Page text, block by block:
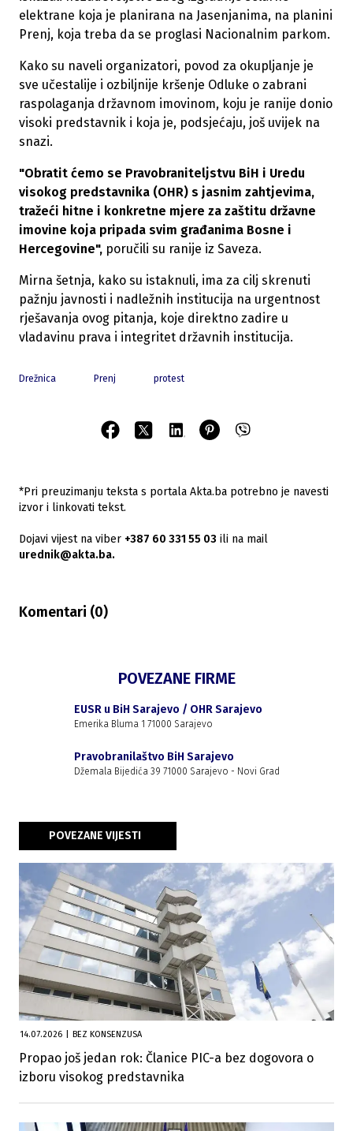
elektrane koja je planirana na Jasenjanima, na planini
Prenj, koja treba da se proglasi Nacionalnim parkom.
Kako su naveli organizatori, povod za okupljanje je
sve učestalije i ozbiljnije kršenje Odluke o zabrani
raspolaganja državnom imovinom, koju je ranije donio
visoki predstavnik i koja je, podsjećaju, još uvijek na
snazi.
"Obratit ćemo se Pravobraniteljstvu BiH i Uredu
visokog predstavnika (OHR) s jasnim zahtjevima,
tražeći hitne i konkretne mjere za zaštitu državne
imovine koja pripada svim građanima Bosne i
Hercegovine", poručili su ranije iz Saveza.
Mirna šetnja, kako su istaknuli, ima za cilj skrenuti
pažnju javnosti i nadležnih institucija na urgentnost
rješavanja ovog pitanja, koje direktno zadire u
vladavinu prava i integritet državnih institucija.
Drežnica Prenj protest
*Pri preuzimanju teksta s portala Akta.ba potrebno je navesti
izvor i linkovati tekst.
Dojavi vijest na viber +387 60 331 55 03 ili na mail
urednik@akta.ba.
Komentari (0)
POVEZANE FIRME
EUSR u BiH Sarajevo / OHR Sarajevo
Emerika Bluma 1 71000 Sarajevo
Pravobranilaštvo BiH Sarajevo
Džemala Bijedića 39 71000 Sarajevo - Novi Grad
POVEZANE VIJESTI
14.07.2026 BEZ KONSENZUSA
Propao još jedan rok: Članice PIC-a bez dogovora o
izboru visokog predstavnika